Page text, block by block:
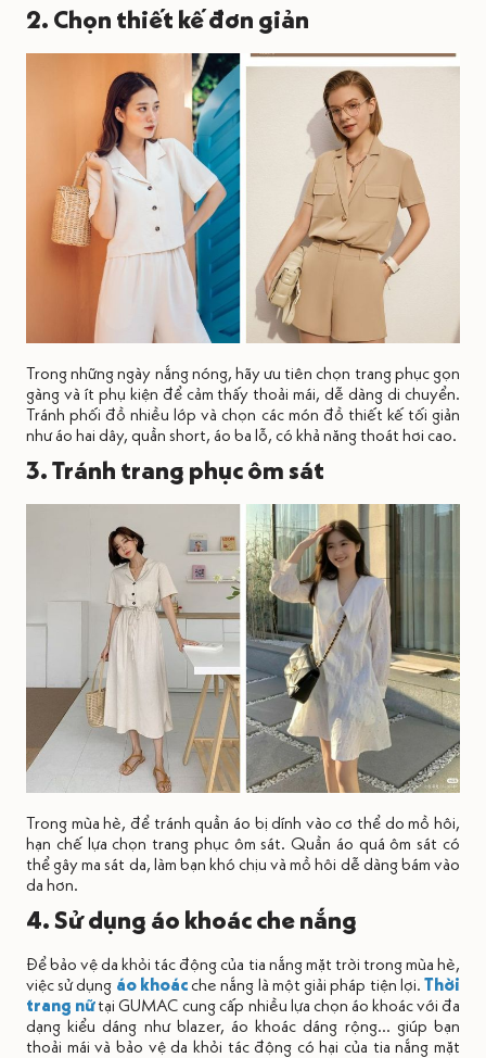
2. Chọn thiết kế đơn giản
Trong những ngày nắng nóng, hãy ưu tiên chọn trang phục gọn
gàng và ít phụ kiện để cảm thấy thoải mái, dễ dàng di chuyển.
Tránh phối đồ nhiều lớp và chọn các món đồ thiết kế tối giản
như áo hai dây, quần short, áo ba lỗ, có khả năng thoát hơi cao.
3. Tránh trang phục ôm sát
Trong mùa hè, để tránh quần áo bị dính vào cơ thể do mồ hôi,
hạn chế lựa chọn trang phục ôm sát. Quần áo quá ôm sát có
thể gây ma sát da, làm bạn khó chịu và mồ hôi dễ dàng bám vào
da hơn.
4. Sử dụng áo khoác che nắng
Để bảo vệ da khỏi tác động của tia nắng mặt trời trong mùa hè,
việc sử dụng áo khoácche nắng là một giải pháp tiện lợi.Thời
trang nữtại GUMAC cung cấp nhiều lựa chọn áo khoác với đa
dạng kiểu dáng như blazer, áo khoác dáng rộng… giúp bạn
thoải mái và bảo vệ da khỏi tác động có hại của tia nắng mặt